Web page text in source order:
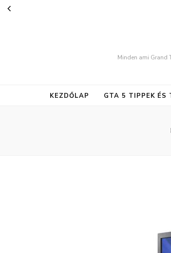
Minden ami Grand
KEZDŐLAP GTA 5 TIPPEK ÉS